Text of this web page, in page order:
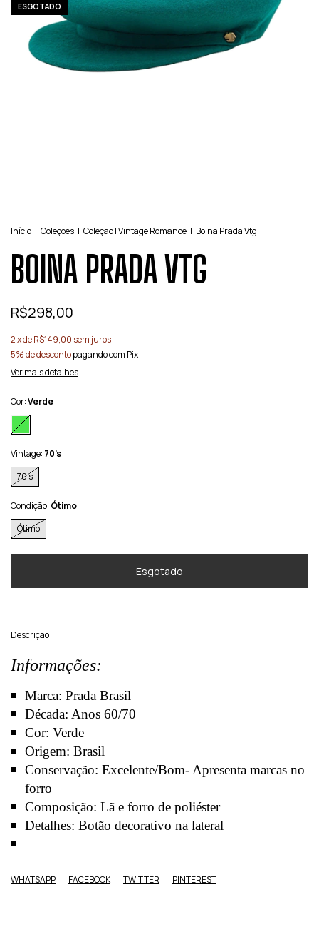
ESGOTADO
Início | Coleções | Coleção | Vintage Romance | Boina Prada Vtg
BOINA PRADA VTG
R$298,00
2x deR$149,00 sem juros
5% de descontopagando com Pix
Ver mais detalhes
Cor:Verde
Vintage: 70’s
70’s
Condição: Ótimo
Ótimo
Descrição
Informações:
Marca: Prada Brasil
Década: Anos 60/70
Cor: Verde
Origem: Brasil
Conservação: Excelente/Bom- Apresenta marcas no
forro
Composição: Lã e forro de poliéster
Detalhes: Botão decorativo na lateral
WHATSAPP FACEBOOK TWITTER PINTEREST